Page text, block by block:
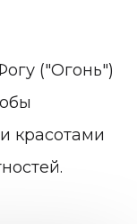
("Огонь")
красотами